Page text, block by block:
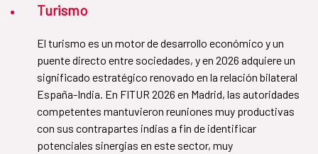
Turismo
El turismo es un motor de desarrollo económico y un
puente directo entre sociedades, y en 2026 adquiere un
significado estratégico renovado en la relación bilateral
España-India. En FITUR 2026 en Madrid, las autoridades
competentes mantuvieron reuniones muy productivas
con sus contrapartes indias a fin de identificar
potenciales sinergias en este sector, muy